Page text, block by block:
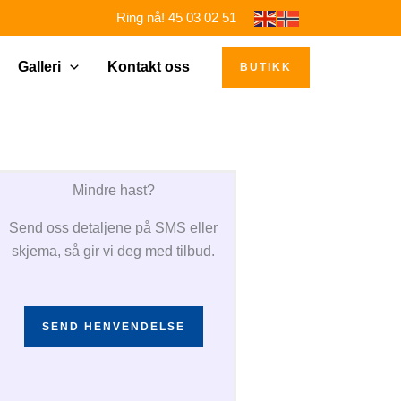
Ring nå! 45 03 02 51
Galleri Kontakt oss BUTIKK
Mindre hast?
Send oss detaljene på SMS eller
skjema, så gir vi deg med tilbud.
SEND HENVENDELSE